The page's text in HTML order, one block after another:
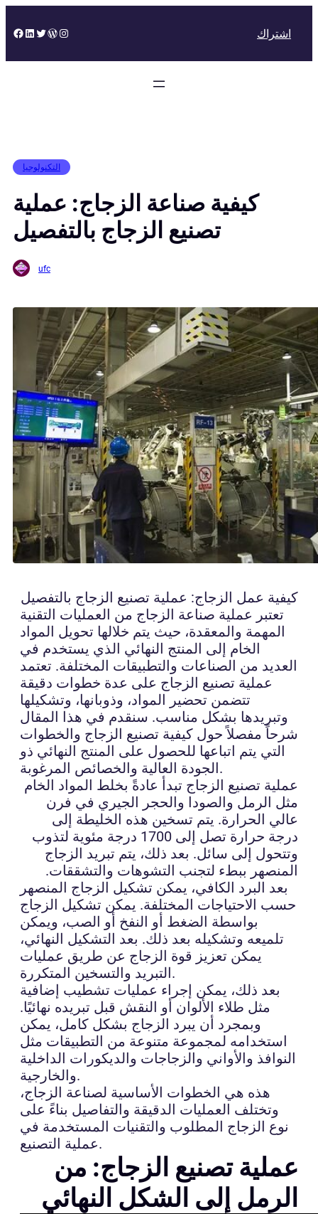
to
Facebook
LinkedIn
Twitter
WordPress
Instagram اشتراك
التكنولوجيا
كيفية صناعة الزجاج: عملية
تصنيع الزجاج بالتفصيل
ufc
كيفية عمل الزجاج: عملية تصنيع الزجاج بالتفصيل
تعتبر عملية صناعة الزجاج من العمليات التقنية
المهمة والمعقدة، حيث يتم خلالها تحويل المواد
الخام إلى المنتج النهائي الذي يستخدم في
العديد من الصناعات والتطبيقات المختلفة. تعتمد
عملية تصنيع الزجاج على عدة خطوات دقيقة
تتضمن تحضير المواد، وذوبانها، وتشكيلها
وتبريدها بشكل مناسب. سنقدم في هذا المقال
شرحاً مفصلاً حول كيفية تصنيع الزجاج والخطوات
التي يتم اتباعها للحصول على المنتج النهائي ذو
الجودة العالية والخصائص المرغوبة.
عملية تصنيع الزجاج تبدأ عادةً بخلط المواد الخام
مثل الرمل والصودا والحجر الجيري في فرن
عالي الحرارة. يتم تسخين هذه الخليطة إلى
درجة حرارة تصل إلى 1700 درجة مئوية لتذوب
وتتحول إلى سائل. بعد ذلك، يتم تبريد الزجاج
المنصهر ببطء لتجنب التشوهات والتشققات.
بعد البرد الكافي، يمكن تشكيل الزجاج المنصهر
حسب الاحتياجات المختلفة. يمكن تشكيل الزجاج
بواسطة الضغط أو النفخ أو الصب، ويمكن
تلميعه وتشكيله بعد ذلك. بعد التشكيل النهائي،
يمكن تعزيز قوة الزجاج عن طريق عمليات
التبريد والتسخين المتكررة.
بعد ذلك، يمكن إجراء عمليات تشطيب إضافية
مثل طلاء الألوان أو النقش قبل تبريده نهائيًا.
وبمجرد أن يبرد الزجاج بشكل كامل، يمكن
استخدامه لمجموعة متنوعة من التطبيقات مثل
النوافذ والأواني والزجاجات والديكورات الداخلية
والخارجية.
هذه هي الخطوات الأساسية لصناعة الزجاج،
وتختلف العمليات الدقيقة والتفاصيل بناءً على
نوع الزجاج المطلوب والتقنيات المستخدمة في
عملية التصنيع.
عملية تصنيع الزجاج: من
الرمل إلى الشكل النهائي